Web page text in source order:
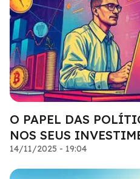
O PAPEL DAS
NOS SEUS
14/11/2025 - 19:04